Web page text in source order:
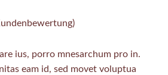
ius, porro mnesarchum pro in.
eam id, sed movet voluptua